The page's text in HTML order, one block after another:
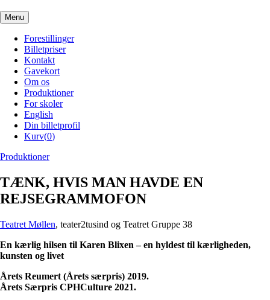
Menu
Forestillinger
Billetpriser
Kontakt
Gavekort
Om os
Produktioner
For skoler
English
Din billetprofil
Kurv(0)
Produktioner
TÆNK, HVIS MAN HAVDE EN
REJSEGRAMMOFON
Teatret Møllen, teater2tusind og Teatret Gruppe 38
En kærlig hilsen til Karen Blixen – en hyldest til kærligheden,
kunsten og livet
Årets Reumert (Årets særpris) 2019.
Årets Særpris CPHCulture 2021.